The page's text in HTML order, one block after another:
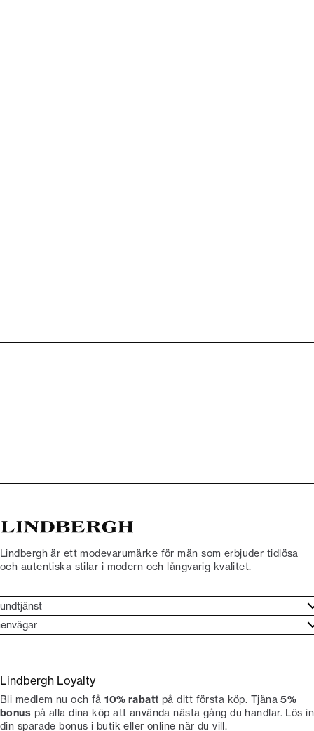
Lindbergh är ett modevarumärke för män som erbjuder tidlösa
och autentiska stilar i modern och långvarig kvalitet.
köp
Lindbergh-ambassadör
Lindbergh Loyalty
Bli medlem nu och få10% rabatt på ditt första köp. Tjäna5%
bonus på alla dina köp att använda nästa gång du handlar. Lös in
din sparade bonus i butik eller online när du vill.